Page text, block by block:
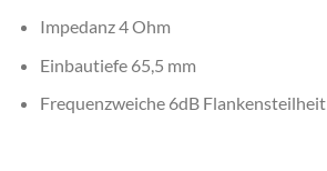
Impedanz 4 Ohm
Einbautiefe 65,5 mm
Frequenzweiche 6dB Flankensteilheit